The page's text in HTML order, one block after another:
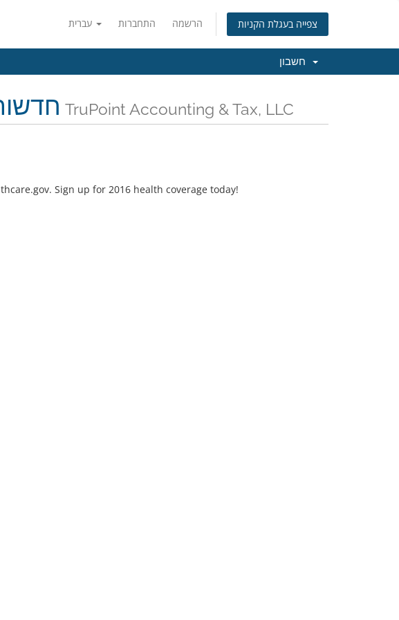
התחברות הרשמה צפייה בעגלת הקניות
כל החדשות והעדכונים האחרונים של TruPoint Accounting & Tax, LLC
Sign up for 2016 health coverage today!